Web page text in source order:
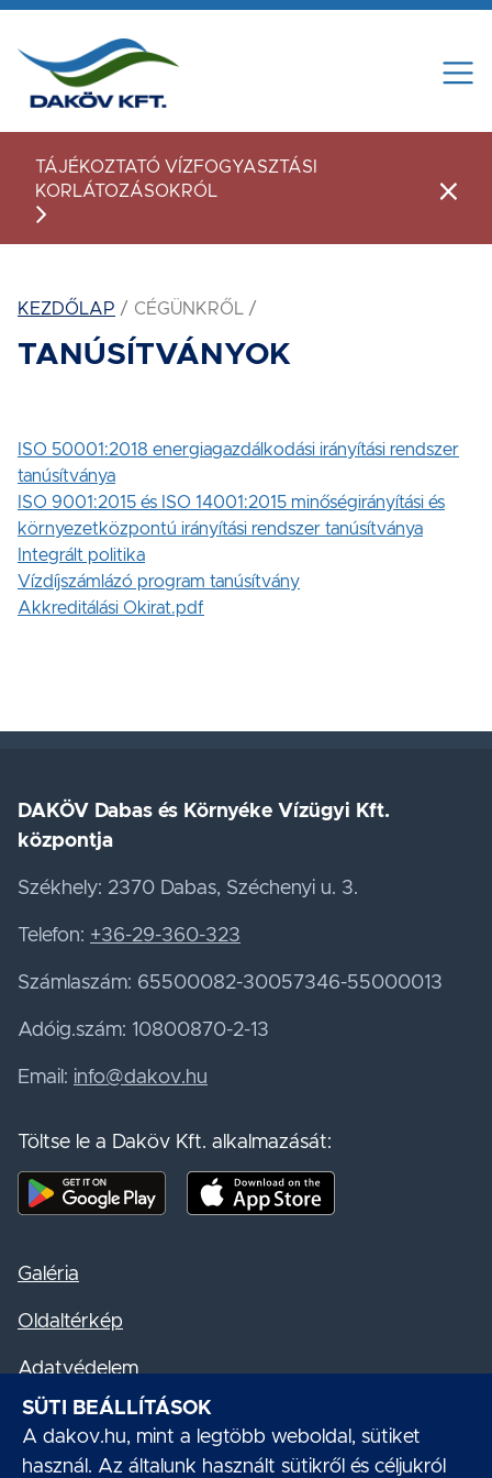
Tovább a tartalomhoz
TÁJÉKOZTATÓ VÍZFOGYASZTÁSI
KORLÁTOZÁSOKRÓL
KEZDŐLAP CÉGÜNKRŐL
TANÚSÍTVÁNYOK
ISO 50001:2018 energiagazdálkodási irányítási rendszer
tanúsítványa
ISO 9001:2015 és ISO 14001:2015 minőségirányítási és
környezetközpontú irányítási rendszer tanúsítványa
Integrált politika
Vízdíjszámlázó program tanúsítvány
Akkreditálási Okirat.pdf
DAKÖV Dabas és Környéke Vízügyi Kft.
központja
Székhely: 2370 Dabas, Széchenyi u. 3.
Telefon: +36-29-360-323
Számlaszám: 65500082-30057346-55000013
Adóig.szám: 10800870-2-13
Email: info@dakov.hu
Töltse le a Daköv Kft. alkalmazását:
Mobil alkalmazás letöltése - Google Play
Mobil alkalmazás letöltése - App
Galéria
Oldaltérkép
Adatvédelem
Akadálymentesítési nyilatkozat
Süti kezelés
SÜTI BEÁLLÍTÁSOK
A dakov.hu, mint a legtöbb weboldal, sütiket
használ. Az általunk használt sütikről és céljukról